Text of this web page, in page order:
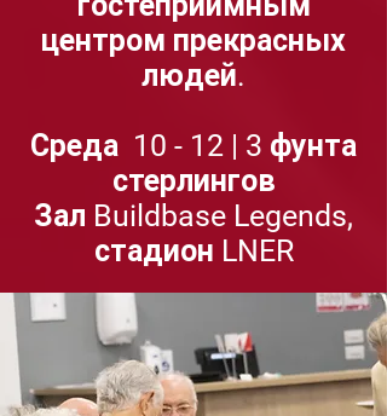
центром прекрасных
людей.
Среда 10 - 12 | 3 фунта
стерлингов
Зал Buildbase Legends,
стадион LNER